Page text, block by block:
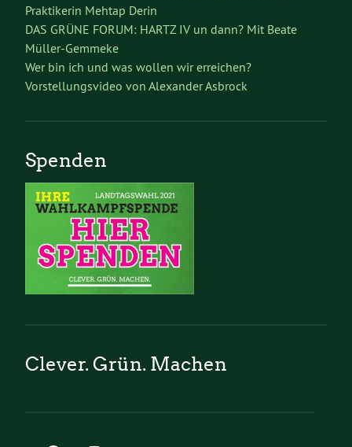
Praktikerin Mehtap Derin
DAS GRÜNE FORUM: HARTZ IV un dann? Mit Beate
Müller-Gemmeke
Wer bin ich und was wollen wir erreichen?
Vorstellungsvideo von Alexander Asbrock
Spenden
Clever. Grün. Machen